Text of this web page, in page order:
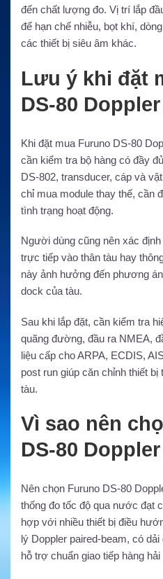
đến chất lượng đo. Vị trí lắp
để hạn chế nhiễu, bọt khí,
các thiết bị siêu âm khác.
Lưu ý khi đặt
DS-80
Khi đặt mua Furuno DS-80
cần kiểm tra bộ hàng có đầy
DS-802, transducer, cáp và
chỉ mua module thay thế, cần
tình trạng hoạt động.
Người dùng cũng nên xác
trực tiếp vào thân tàu hay
này ảnh hưởng đến phương
dock của tàu.
Sau khi lắp đặt, cần kiểm tra
quãng đường, đầu ra NMEA,
liệu cấp cho ARPA, ECDIS,
post run giúp căn chỉnh thiết
tàu.
Vì sao nên
DS-80
Nên chọn Furuno DS-80
thống đo tốc độ qua nước đạt
hợp với nhiều thiết bị điều
lý Doppler paired-beam, có
hỗ trợ chuẩn giao tiếp hàng hải